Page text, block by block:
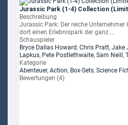
Jurassic Park (1-4) Collection
Beschreibung
Jurassic Park: Der reiche
dort einen Erlebnispark der ganz ...
Schauspieler
Bryce Dallas Howard, Chris Pratt, Jake
Lapkus, Pete Postlethwaite, Sam Neill ,
Kategorie
Abenteuer, Action, Box-Sets, Science
Bewertungen (4)